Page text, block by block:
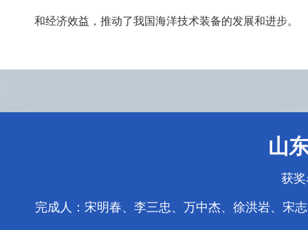
和经济效益，推动了我国海洋技术装备的发展和进步。
山
获
完成人：宋明春、李三忠、万中杰、徐洪岩、宋